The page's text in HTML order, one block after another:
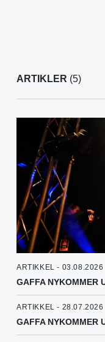
ARTIKLER (5)
ARTIKKEL - 03.08.2026
GAFFA NYKOMMER
ARTIKKEL - 28.07.2026
GAFFA NYKOMMER